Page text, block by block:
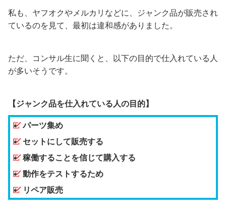
私も、ヤフオクやメルカリなどに、ジャンク品が販売され
ているのを見て、最初は違和感がありました。
ただ、コンサル生に聞くと、以下の目的で仕入れている人
が多いそうです。
【ジャンク品を仕入れている人の目的】
パーツ集め
セットにして販売する
稼働することを信じて購入する
動作をテストするため
リペア販売